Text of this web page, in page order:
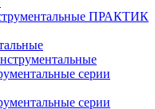
ПРАКТИК
серии
серии